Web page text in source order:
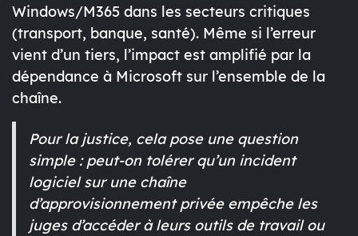
Windows/M365 dans les secteurs critiques
(transport, banque, santé). Même si l’erreur
vient d’un tiers, l’impact est amplifié par la
dépendance à Microsoft sur l’ensemble de la
chaîne.
Pour la justice, cela pose une question
simple : peut-on tolérerqu’un incident
logiciel sur une chaîne
d’approvisionnement privée empêche les
juges d’accéder à leurs outils de travail ou